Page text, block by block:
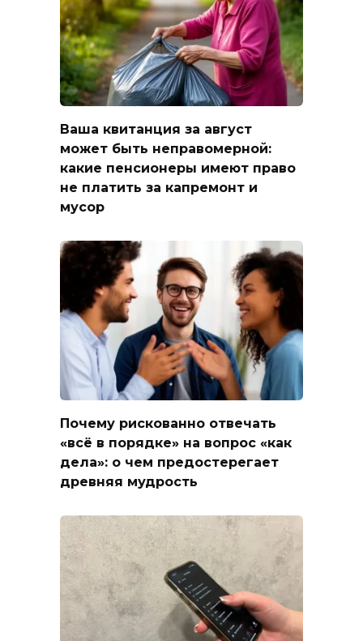
Ваша квитанция за август
может быть неправомерной:
какие пенсионеры имеют право
не платить за капремонт и
мусор
Почему рискованно отвечать
«всё в порядке» на вопрос «как
дела»: о чем предостерегает
древняя мудрость